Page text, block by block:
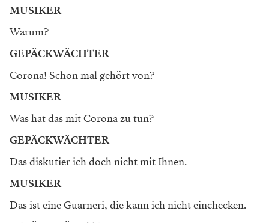
MUSIKER
Warum?
GEPÄCKWÄCHTER
Corona! Schon mal gehört von?
MUSIKER
Was hat das mit Corona zu tun?
GEPÄCKWÄCHTER
Das diskutier ich doch nicht mit Ihnen.
MUSIKER
Das ist eine Guarneri, die kann ich nicht einchecken.